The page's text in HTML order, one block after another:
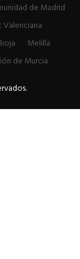
de Madrid
Melilla
de Murcia